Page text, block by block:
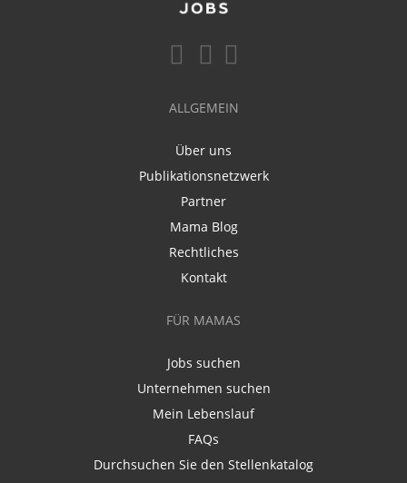
ALLGEMEIN
Über uns
Publikationsnetzwerk
Partner
Mama Blog
Rechtliches
Kontakt
FÜR MAMAS
Jobs suchen
Unternehmen suchen
Mein Lebenslauf
FAQs
Durchsuchen Sie den Stellenkatalog